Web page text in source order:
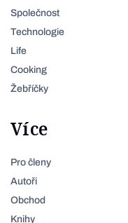
Společnost
Technologie
Life
Cooking
Žebříčky
Více
Pro členy
Autoři
Obchod
Knihy